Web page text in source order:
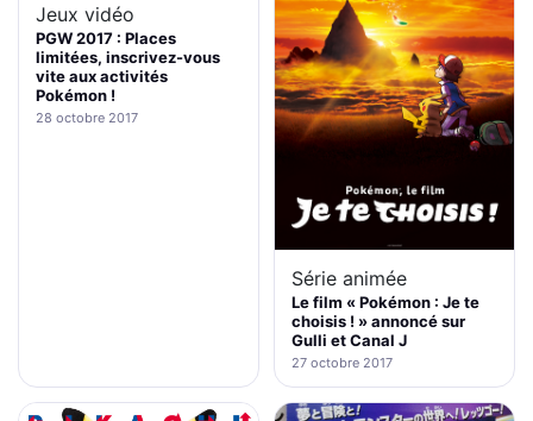
Jeux vidéo
PGW 2017 : Places
limitées, inscrivez-vous
vite aux activités
Pokémon !
28 octobre 2017
Série animée
Le film « Pokémon : Je te
choisis ! » annoncé sur
Gulli et Canal J
27 octobre 2017